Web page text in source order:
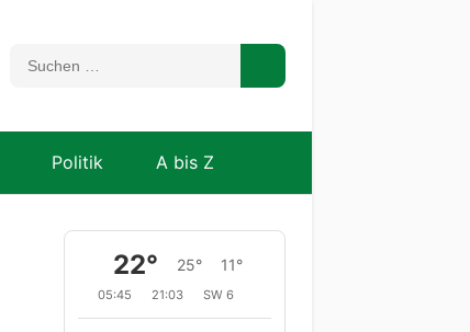
Politik A bis Z
22° 25° 11°
05:45 21:03 SW 6